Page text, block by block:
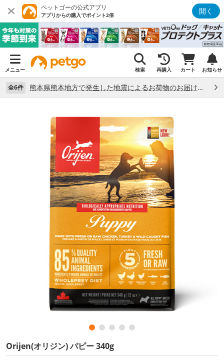
ペットゴーの公式アプリ
アプリからの購入でポイント2倍 開く
メニュー 検索 再購入 カート お知らせ
全6件 熊本県熊本地方で発生した地震によるお荷物のお届け状況について （7/28）
Orijen(オリジン) パピー 340g